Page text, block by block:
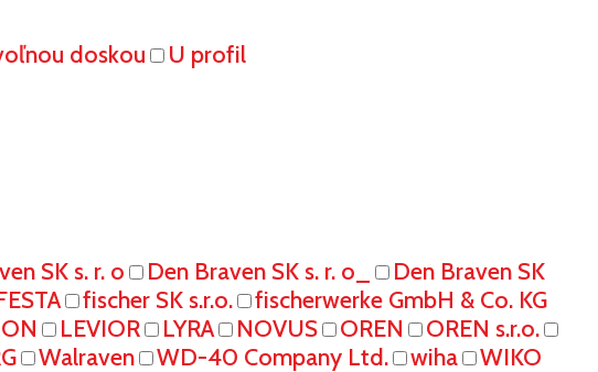
doskou
U profil
SK s. r. o Den Braven SK s. r. o_
Den Braven SK
fischer SK s.r.o.
fischerwerke GmbH & Co. KG
LEVIOR LYRA NOVUS OREN
OREN s.r.o.
Walraven WD-40 Company Ltd. wiha WIKO